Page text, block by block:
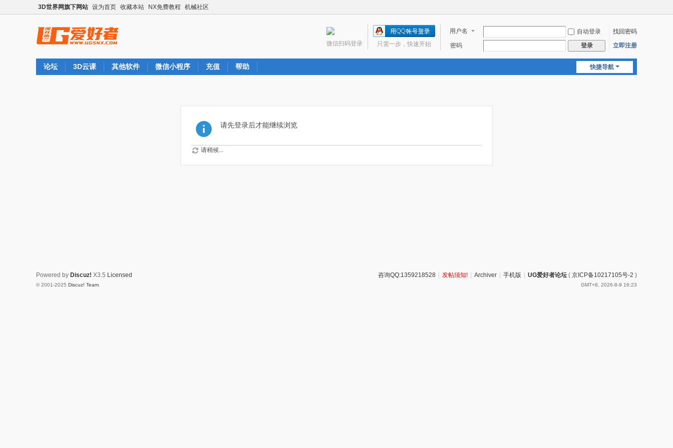
3D世界网旗下网站 设为首页 收藏本站 NX免费教程 机械社区
用户名 自动登录
找回密码
密码
登录 立即注册
只需一步，快速开始
微信扫码登录
快捷导航
论坛 3D云课 其他软件 微信小程序 充值 帮助
请先登录后才能继续浏览
请稍候...
咨询QQ:1359218528 发帖须知! Archiver 手机版 UG爱好者论坛 ( 京ICP备10217105号-2 )
GMT+8, 2026-8-9 16:23
Powered by Discuz! X3.5 Licensed
© 2001-2025 Discuz! Team